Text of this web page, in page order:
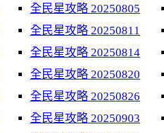
全民星攻略 20250805
全民星攻略 20250811
全民星攻略 20250814
全民星攻略 20250820
全民星攻略 20250826
全民星攻略 20250903